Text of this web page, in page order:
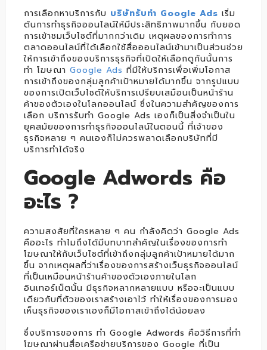
การเลือกหาบริการกับ บริษัทรับทำ Google Ads เริ่ม
ต้นการทำธุรกิจออนไลน์ให้มีประสิทธิภาพมากขึ้น กับยอด
การเข้าชมเว็บไซต์ที่มากกว่าเดิม เหตุผลของการทำการ
ตลาดออนไลน์ที่ได้เลือกใช้สื่อออนไลน์เข้ามาเป็นส่วนช่วย
ให้การเข้าถึงของบริการธุรกิจที่เปิดให้เลือกดูกันนั้นการ
ทำ โฆษณา Google Ads ที่มีให้บริการเพื่อเพิ่มโอกาส
การเข้าถึงของกลุ่มลูกค้าเป้าหมายได้มากขึ้น จากรูปแบบ
ของการเปิดเว็บไซต์ให้บริการเปรียบเสมือนเป็นหน้าร้าน
ค้าของตัวเองในโลกออนไลน์ ซึ่งในความสำคัญของการ
เลือก บริการรับทำ Google Ads เองก็เป็นสิ่งจำเป็นใน
ยุคสมัยของการทำธุรกิจออนไลน์ในตอนนี้ ที่เจ้าของ
ธุรกิจหลาย ๆ คนเองก็ไม่ควรพลาดเลือกบริษัทที่มี
บริการทำได้จริง
Google Adwords คือ
อะไร ?
ความสงสัยที่ใครหลาย ๆ คน กำลังคิดว่า Google Ads
คืออะไร ทำไมถึงได้มีบทบาทสำคัญในเรื่องของการทำ
โฆษณาให้กับเว็บไซต์ที่เข้าถึงกลุ่มลูกค้าเป้าหมายได้มาก
ขึ้น จากเหตุผลที่ว่าเรื่องของการสร้างเว็บธุรกิจออนไลน์
ที่เป็นเหมือนหน้าร้านค้าของตัวเองภายในโลก
อินเทอร์เน็ตนั้น มีธุรกิจหลากหลายแบบ หรือจะเป็นแบบ
เดียวกับที่ตัวของเราสร้างเอาไว้ ทำให้เรื่องของการมอง
เห็นธุรกิจของเราเองก็มีโอกาสเข้าถึงได้น้อยลง
ซึ่งบริการของการ ทำ Google Adwords คือวิธีการที่ทำ
โฆษณาผ่านสื่อเครือข่ายบริการของ Google ที่เป็น